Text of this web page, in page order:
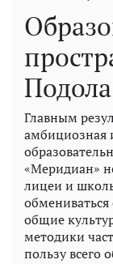
Подола
Главным
амбициозная
«Меридиан»
лицеи и
общие
методики
пользу всего